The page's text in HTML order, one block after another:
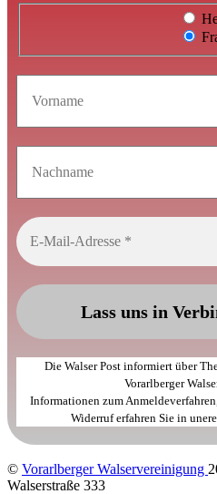
Die Walser Post informiert über
Vorarlberger
Informationen zum
Widerruf erfahren Sie in
© Vorarlberger Walservereinigung
Walserstraße 333